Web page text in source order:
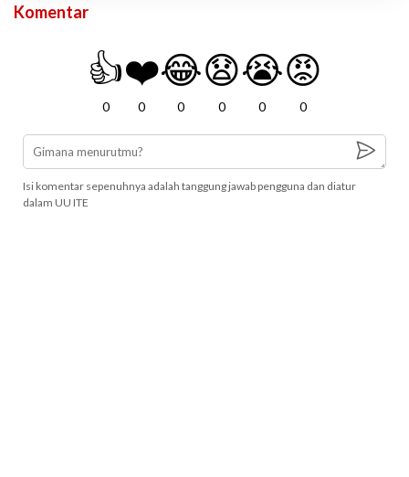
Komentar
👍
0
❤️
0
😂
0
😧
0
😭
0
😡
0
Isi komentar sepenuhnya adalah tanggung jawab pengguna dan diatur
dalam UU ITE